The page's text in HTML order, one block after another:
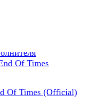
Of Times (Official)